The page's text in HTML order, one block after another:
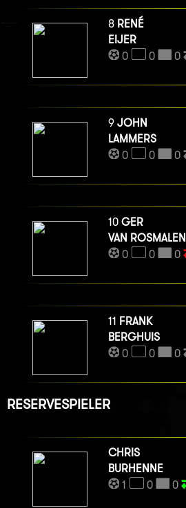
8 RENÉ
EIJER
0
0 0
9 JOHN
LAMMERS
0
0 0
10 GER
VAN ROSMALEN
0
0 0
11 FRANK
BERGHUIS
0
0 0
RESERVESPIELER
CHRIS
BURHENNE
1
0 0